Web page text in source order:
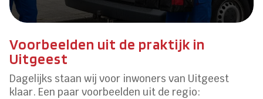
Voorbeelden uit de praktijk in
Uitgeest
Dagelijks staan wij voor inwoners van Uitgeest
klaar. Een paar voorbeelden uit de regio: